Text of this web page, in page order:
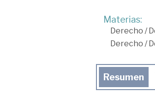
Materias:
Derecho /
Derecho /
Resumen